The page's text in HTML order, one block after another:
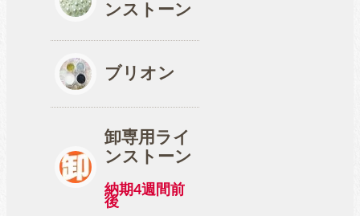
ンストーン
ブリオン
卸専用ライ
ンストーン
納期4週間前
後